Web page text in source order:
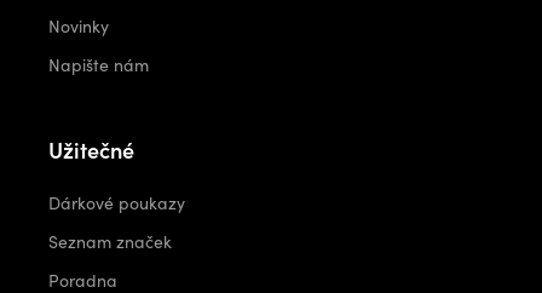
Novinky
Napište nám
Užitečné
Dárkové poukazy
Seznam značek
Poradna